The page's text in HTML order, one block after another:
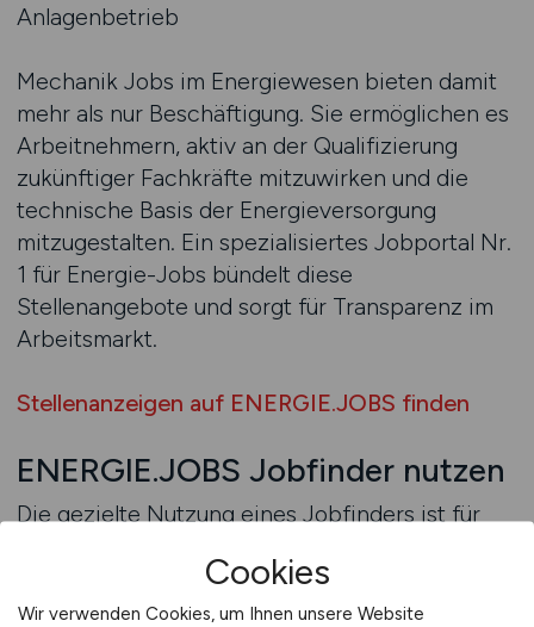
Anlagenbetrieb
Mechanik Jobs im Energiewesen bieten damit
mehr als nur Beschäftigung. Sie ermöglichen es
Arbeitnehmern, aktiv an der Qualifizierung
zukünftiger Fachkräfte mitzuwirken und die
technische Basis der Energieversorgung
mitzugestalten. Ein spezialisiertes Jobportal Nr.
1 für Energie-Jobs bündelt diese
Stellenangebote und sorgt für Transparenz im
Arbeitsmarkt.
Stellenanzeigen auf ENERGIE.JOBS finden
ENERGIE.JOBS Jobfinder nutzen
Die gezielte Nutzung eines Jobfinders ist für
ein wichtiger Schritt, um passende
Stellenangebote effizient zu finden. Mechanik
Cookies
Wir verwenden Cookies, um Ihnen unsere Website